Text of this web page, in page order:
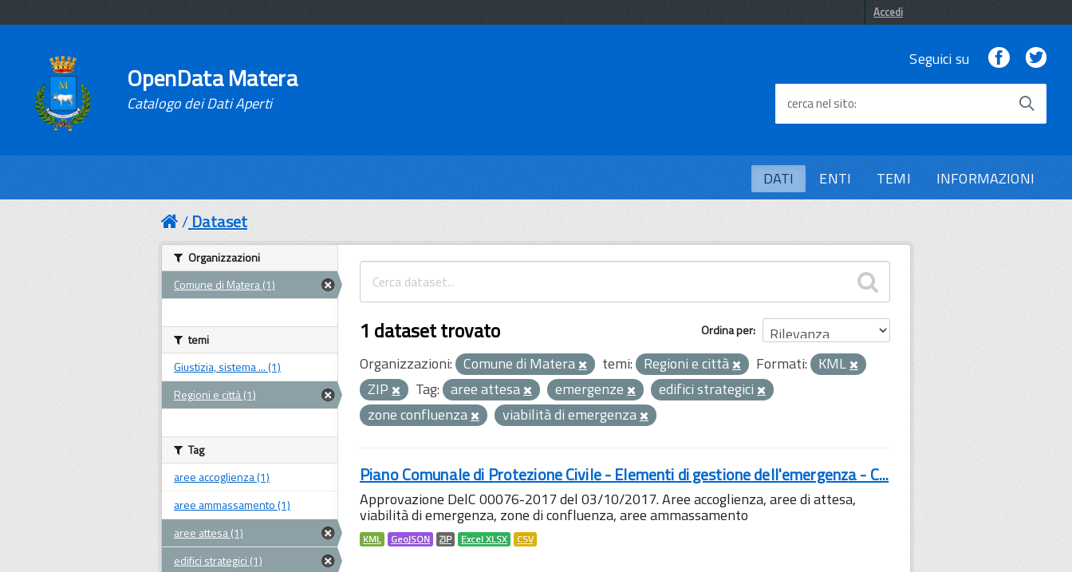
Accedi
OpenData Matera
Catalogo dei Dati Aperti
Seguici su Facebook
cerca nel sito
DATI ENTI TEMI INFORMAZIONI
Dataset
Ordina per
1 dataset trovato
Organizzazioni: Comune di Matera temi: Regioni e città Formati: KML
ZIP
Tag: aree attesa emergenze
edifici strategici
zone confluenza
viabilità di emergenza
Piano Comunale di Protezione Civile - Elementi di gestione dell'emergenza - C...
Approvazione DelC 00076-2017 del 03/10/2017. Aree accoglienza, aree di attesa,
viabilità di emergenza, zone di confluenza, aree ammassamento
KML GeoJSON ZIP Excel XLSX CSV
Organizzazioni
Comune di Matera (1)
temi
Giustizia, sistema ... (1)
Regioni e città (1)
Tag
aree accoglienza (1)
aree ammassamento (1)
aree attesa (1)
edifici strategici (1)